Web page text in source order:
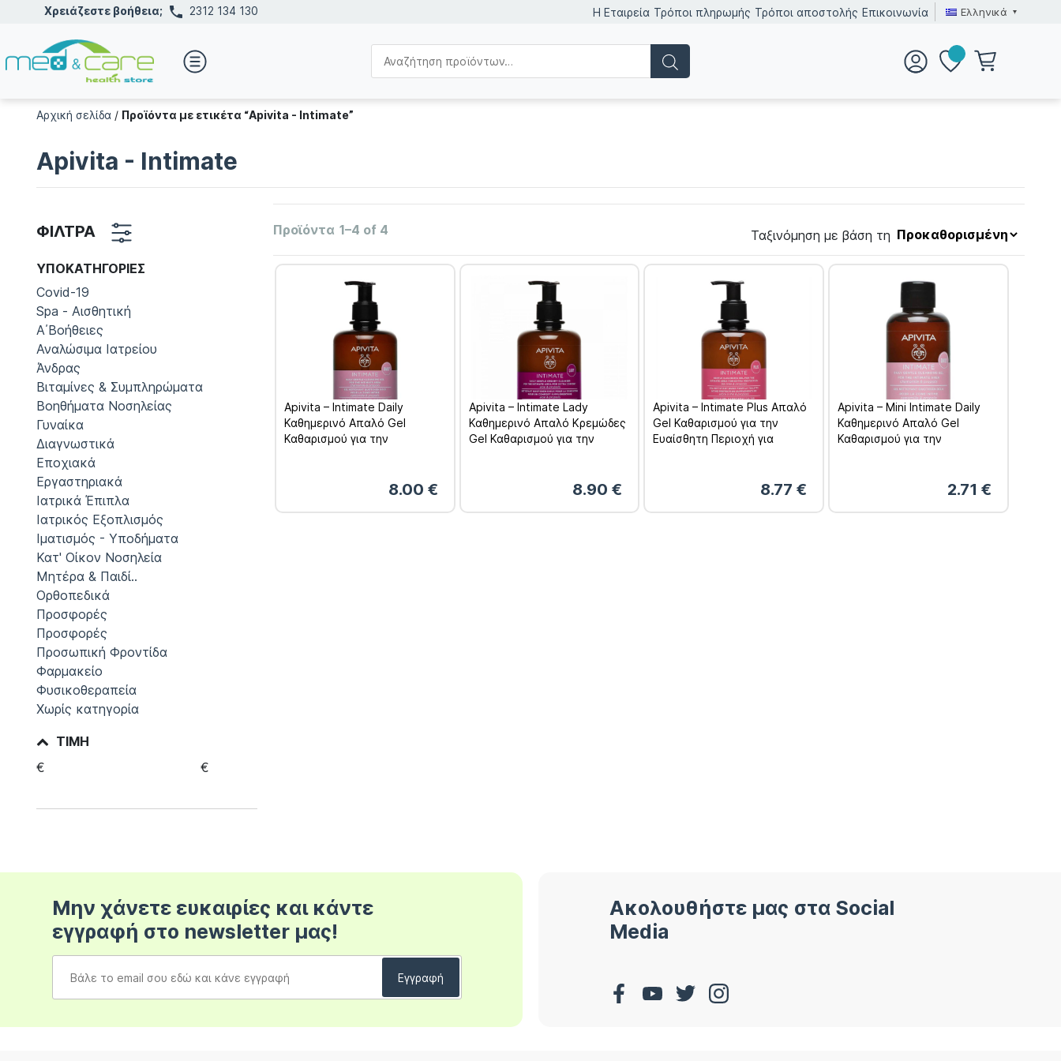
Χρειάζεστε βοήθεια; 2312 134 130 Η Εταιρεία Τρόποι πληρωμής Τρόποι αποστολής Επικοινωνία Ελληνικά
Αρχική σελίδα/ Προϊόντα με ετικέτα “Apivita - Intimate”
Apivita - Intimate
ΦΙΛΤΡΑ
ΥΠΟΚΑΤΗΓΟΡΊΕΣ
Covid-19
Spa - Αισθητική
Α΄Βοήθειες
Αναλώσιμα Ιατρείου
Άνδρας
Βιταμίνες & Συμπληρώματα
Βοηθήματα Νοσηλείας
Γυναίκα
Διαγνωστικά
Εποχιακά
Εργαστηριακά
Ιατρικά Έπιπλα
Ιατρικός Εξοπλισμός
Ιματισμός - Υποδήματα
Κατ' Οίκον Νοσηλεία
Μητέρα & Παιδί..
Ορθοπεδικά
Προσφορές
Προσφορές
Προσωπική Φροντίδα
Φαρμακείο
Φυσικοθεραπεία
Χωρίς κατηγορία
ΤΙΜΉ
€
€
Προϊόντα 1–4 of 4 Ταξινόμηση με βάση τη
Apivita – Intimate Daily
Καθημερινό Απαλό Gel
Καθαρισμού για την
8.00 €
Apivita – Intimate Lady
Καθημερινό Απαλό Κρεμώδες
Gel Καθαρισμού για την
8.90€
Apivita – Intimate Plus Απαλό
Gel Καθαρισμού για την
Ευαίσθητη Περιοχή για
8.77€
Apivita – Mini Intimate Daily
Καθημερινό Απαλό Gel
Καθαρισμού για την
2.71 €
Μην χάνετε ευκαιρίες και κάντε
εγγραφή στο newsletter μας!
Ακολουθήστε μας στα Social
Media